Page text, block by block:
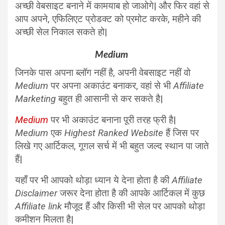
अच्छी वेबसाइट बनाने में कामयाब हो जाओगे| और फिर वहां से
आप अपने, एफिलिएट प्रोडक्ट को प्रमोट करके, महीने की
अच्छी सेल निकाल सकते हो|
Medium
जिनके पास अपना ब्लॉग नहीं है, अपनी वेबसाइट नहीं वो
Medium पर अपना अकाउंट बनाकर, वहां से भीAffiliate
Marketingबहुत ही आसानी से कर सकते है|
Medium पर भी अकाउंट बनाना पूरी तरह फ्री है|
Medium एकHighest Ranked Website हैं जिस पर
लिखे गए आर्टिकल, गूगल सर्च में भी बहुत जल्द स्थान पा जाते
हैं|
यहाँ पर भी आपको थोड़ा ध्यान ये देना होता है कीAffiliate
Disclaimerजरूर देना होता है की आपके आर्टिकल में कुछ
Affiliate linkमौजूद हैं और किसी भी सेल पर आपको थोड़ा
कमीशन मिलता है|